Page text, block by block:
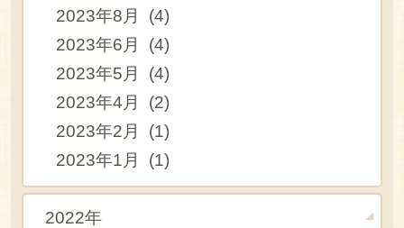
2023年8月 (4)
2023年6月 (4)
2023年5月 (4)
2023年4月 (2)
2023年2月 (1)
2023年1月 (1)
2022年